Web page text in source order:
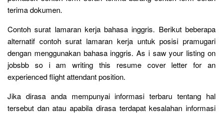
terima dokumen.
Contoh surat lamaran kerja bahasa inggris. Berikut beberapa
alternatif contoh surat lamaran kerja untuk posisi pramugari
dengan menggunakan bahasa inggris. As i saw your listing on
jobsbb so i am writing this resume cover letter for an
experienced flight attendant position.
Jika dirasa anda mempunyai informasi terbaru tentang hal
tersebut dan atau apabila dirasa terdapat kesalahan informasi